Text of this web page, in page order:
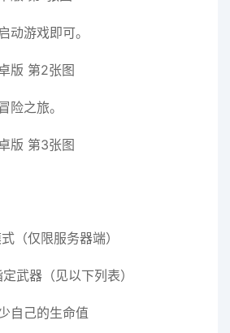
动游戏即可。
险之旅。
（仅限服务器端）
武器（见以下列表）
自己的生命值